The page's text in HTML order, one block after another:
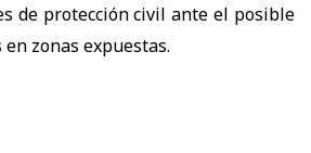
de protección civil ante el posible
zonas expuestas.